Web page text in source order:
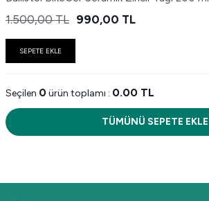
1.500,00 TL 990,00 TL
SEPETE EKLE
Seçilen 0ürün toplamı : 0.00 TL
TÜMÜNÜ SEPETE EKLE